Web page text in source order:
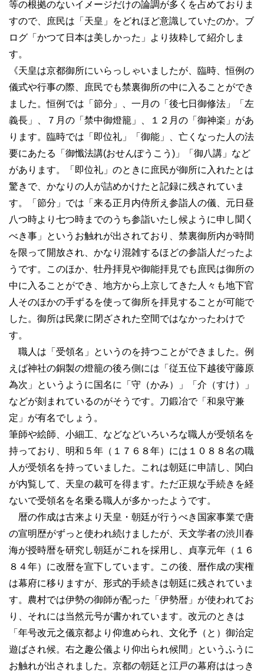
等の根拠のないイメージだけの論調が多くを占めておりま
すので、庶民は「天皇」をどれほど意識していたのか。ブ
ログ「かつて日本は美しかった」より抜粋して紹介しま
す。
《天皇は京都御所にいらっしゃいましたが、臨時、恒例の
儀式や行事の際、庶民でも禁裏御所の中に入ることができ
ました。恒例では「節分」、一月の「後七日御修法」「左
義長」、７月の「禁中御燈籠」、１２月の「御神楽」があ
ります。臨時では「即位礼」「御能」、亡くなった人の法
要にあたる「御懺法講(おせんぽうこう)」「御八講」など
があります。「即位礼」のときに庶民が御所に入れたとは
驚きで、かなりの人が詰めかけたと記録に残されていま
す。「節分」では「来る正月内侍所え参詣人の儀、元日昼
八つ時より七つ時までのうち参詣いたし候ように申し聞く
べき事」というお触れが出されており、禁裏御所内が時間
を限って開放され、かなり混雑するほどの参詣人だったよ
うです。このほか、牡丹拝見や御能拝見でも庶民は御所の
中に入ることができ、地方から上京してきた人々も地下官
人そのほかの手ずるを使って御所を拝見することが可能で
した。御所は民衆に閉ざされた空間ではなかったわけで
す。
職人は「受領名」というのを持つことができました。例
えば神社の銅製の燈籠の後ろ側には「従五位下越後守藤原
為次」というように国名に「守（かみ）」「介（すけ）」
などが刻まれているのがそうです。刀鍛冶で「和泉守兼
定」が有名でしょう。
筆師や絵師、小細工、などなどいろいろな職人が受領名を
持っており、明和５年（１７６８年）には１０８８名の職
人が受領名を持っていました。これは朝廷に申請し、関白
が内覧して、天皇の裁可を得ます。ただ正規な手続きを経
ないで受領名を名乗る職人が多かったようです。
暦の作成は古来より天皇・朝廷が行うべき国家事業で唐
の宣明歴がずっと使われ続けましたが、天文学者の渋川春
海が授時暦を研究し朝廷がこれを採用し、貞享元年（１６
８４年）に改暦を宣下しています。この後、暦作成の実権
は幕府に移りますが、形式的手続きは朝廷に残されていま
す。農村では伊勢の御師が配った「伊勢暦」が使われてお
り、それには当然元号が書かれています。改元のときは
「年号改元之儀京都より仰進められ、文化予（と）御治定
遊ばされ候。右之趣公儀より仰出られ候間」というふうに
お触れが出されました。京都の朝廷と江戸の幕府ははっき